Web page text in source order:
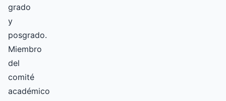
grado
y
posgrado.
Miembro
del
comité
académico